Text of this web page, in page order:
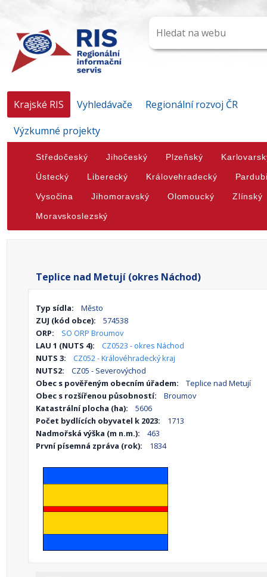
Krajské RIS Vyhledávače
Regionální rozvoj ČR
Výzkumné projekty
Středočeský Jihočeský Plzeňský
Ústecký Liberecký Královehradecký
Vysočina Jihomoravský Olomoucký Zlínský
Moravskoslezský
Teplice nad Metují (okres Náchod)
Typ sídla:
Město
ZUJ (kód obce):
574538
ORP:
SO ORP Broumov
LAU 1 (NUTS 4):
CZ0523 - okres Náchod
NUTS 3:
CZ052 - Královéhradecký kraj
NUTS2:
CZ05 - Severovýchod
Obec s pověřeným obecním úřadem:
Teplice nad Metují
Obec s rozšířenou působností:
Broumov
Katastrální plocha (ha):
5606
Počet bydlících obyvatel k 2023:
1713
Nadmořská výška (m n.m.):
463
První písemná zpráva (rok):
1834